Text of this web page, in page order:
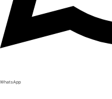
WhatsApp